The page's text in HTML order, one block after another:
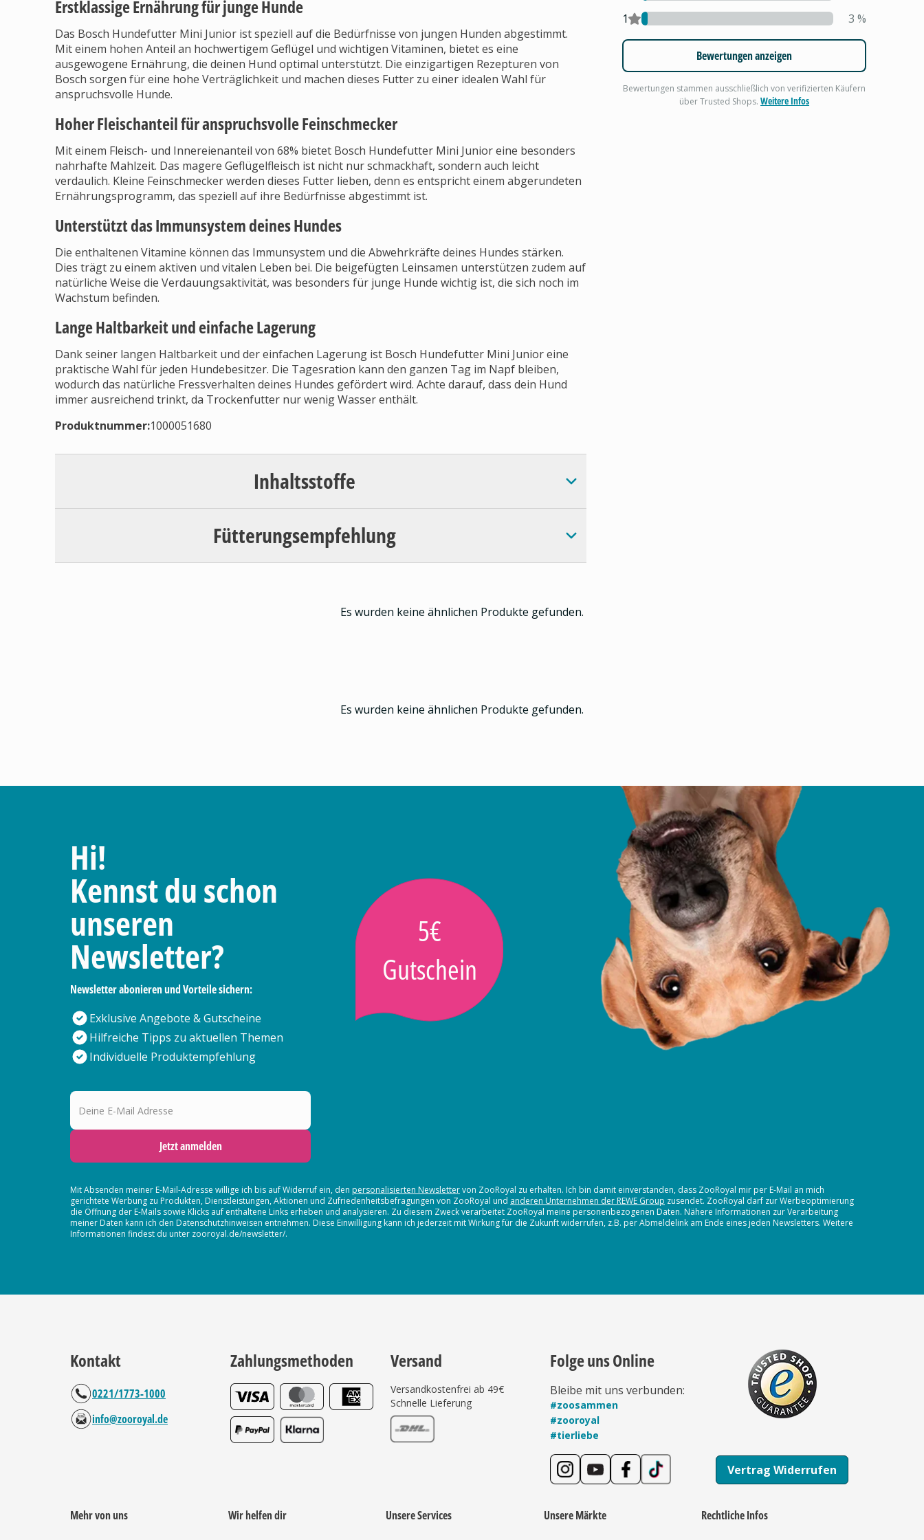
Erstklassige Ernährung für junge Hunde
Das Bosch Hundefutter Mini Junior ist speziell auf die Bedürfnisse von jungen Hunden abgestimmt.
Mit einem hohen Anteil an hochwertigem Geflügel und wichtigen Vitaminen, bietet es eine
ausgewogene Ernährung, die deinen Hund optimal unterstützt. Die einzigartigen Rezepturen von
Bosch sorgen für eine hohe Verträglichkeit und machen dieses Futter zu einer idealen Wahl für
anspruchsvolle Hunde.
Hoher Fleischanteil für anspruchsvolle Feinschmecker
Mit einem Fleisch- und Innereienanteil von 68% bietet Bosch Hundefutter Mini Junior eine besonders
nahrhafte Mahlzeit. Das magere Geflügelfleisch ist nicht nur schmackhaft, sondern auch leicht
verdaulich. Kleine Feinschmecker werden dieses Futter lieben, denn es entspricht einem abgerundeten
Ernährungsprogramm, das speziell auf ihre Bedürfnisse abgestimmt ist.
Unterstützt das Immunsystem deines Hundes
Die enthaltenen Vitamine können das Immunsystem und die Abwehrkräfte deines Hundes stärken.
Dies trägt zu einem aktiven und vitalen Leben bei. Die beigefügten Leinsamen unterstützen zudem auf
natürliche Weise die Verdauungsaktivität, was besonders für junge Hunde wichtig ist, die sich noch im
Wachstum befinden.
Lange Haltbarkeit und einfache Lagerung
Dank seiner langen Haltbarkeit und der einfachen Lagerung ist Bosch Hundefutter Mini Junior eine
praktische Wahl für jeden Hundebesitzer. Die Tagesration kann den ganzen Tag im Napf bleiben,
wodurch das natürliche Fressverhalten deines Hundes gefördert wird. Achte darauf, dass dein Hund
immer ausreichend trinkt, da Trockenfutter nur wenig Wasser enthält.
Produktnummer:1000051680
Inhaltsstoffe
Fütterungsempfehlung
1
3 %
Bewertungen anzeigen
Bewertungen stammen ausschließlich von verifizierten Käufern
über Trusted Shops.Weitere Infos
Es wurden keine ähnlichen Produkte gefunden.
Es wurden keine ähnlichen Produkte gefunden.
Hi!
Kennst du schon
unseren
Newsletter?
Newsletter abonieren und Vorteile sichern:
Exklusive Angebote & Gutscheine
Hilfreiche Tipps zu aktuellen Themen
Individuelle Produktempfehlung
5€
Gutschein
Deine E-Mail Adresse
Jetzt anmelden
Mit Absenden meiner E-Mail-Adresse willige ich bis auf Widerruf ein, den personalisierten Newslettervon ZooRoyal zu erhalten. Ich bin damit einverstanden, dass ZooRoyal mir per E-Mail an mich
gerichtete Werbung zu Produkten, Dienstleistungen, Aktionen und Zufriedenheitsbefragungen von ZooRoyal und anderen Unternehmen der REWE Group zusendet. ZooRoyal darf zur Werbeoptimierung
die Öffnung der E-Mails sowie Klicks auf enthaltene Links erheben und analysieren. Zu diesem Zweck verarbeitet ZooRoyal meine personenbezogenen Daten. Nähere Informationen zur Verarbeitung
meiner Daten kann ich den Datenschutzhinweisen entnehmen. Diese Einwilligung kann ich jederzeit mit Wirkung für die Zukunft widerrufen, z.B. per Abmeldelink am Ende eines jeden Newsletters. Weitere
Informationen findest du unter zooroyal.de/newsletter/.
Kontakt
0221/1773-1000
info@zooroyal.de
Zahlungsmethoden Versand
Versandkostenfrei ab 49€
Schnelle Lieferung
Folge uns Online
Bleibe mit uns verbunden:
#zoosammen
#zooroyal
#tierliebe
Vertrag Widerrufen
Mehr von uns
Wir helfen dir
Unsere Services
Unsere Märkte
Rechtliche Infos